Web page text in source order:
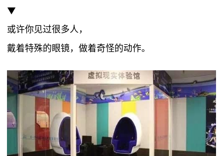
▼
或许你见过很多人，
戴着特殊的眼镜，做着奇怪的动作。